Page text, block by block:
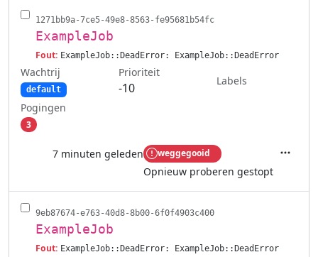
1271bb9a-7ce5-49e8-8563-fe95681b54fc
ExampleJob
Fout: ExampleJob::DeadError: ExampleJob::DeadError
Wachtrij
default
Prioriteit
-10
Labels
Pogingen
3
7 minuten geleden weggegooid
Opnieuw proberen gestopt
9eb87674-e763-40d8-8b00-6f0f4903c400
ExampleJob
Fout: ExampleJob::DeadError: ExampleJob::DeadError